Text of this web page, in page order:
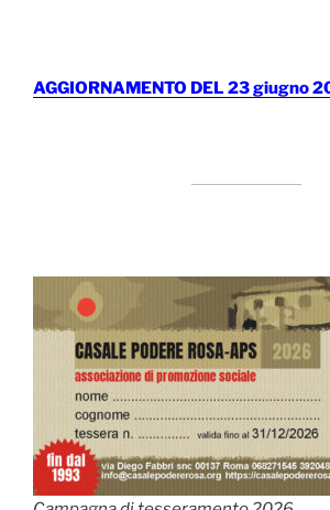
AGGIORNAMENTO DEL 23 giugno